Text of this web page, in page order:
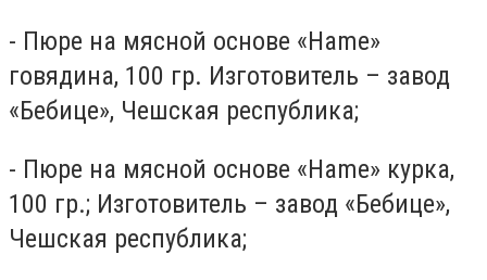
- Пюре на мясной основе «Hame»
говядина, 100 гр. Изготовитель – завод
«Бебице», Чешская республика;
- Пюре на мясной основе «Hame» курка,
100 гр.; Изготовитель – завод «Бебице»,
Чешская республика;